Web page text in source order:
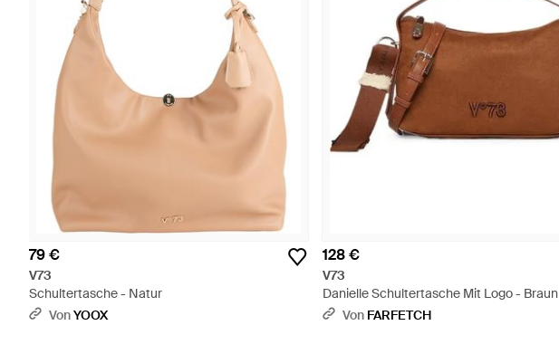
79 €
V73
Schultertasche - Natur
VonYOOX
128 €
V73
Danielle Schultertasche Mit Logo - Braun
Von FARFETCH